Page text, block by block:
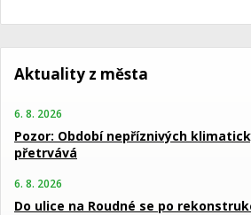
Aktuality z města
6. 8. 2026
Pozor: Období nepříznivých
přetrvává
6. 8. 2026
Do ulice na Roudné se po